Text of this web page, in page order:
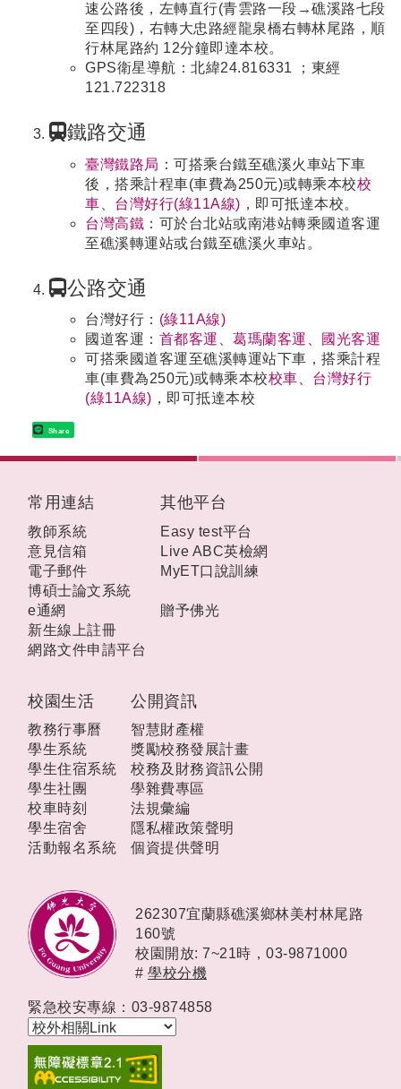
速公路後，左轉直行(青雲路一段→礁溪路七段
至四段)，右轉大忠路經龍泉橋右轉林尾路，順
行林尾路約 12分鐘即達本校。
GPS衛星導航：北緯24.816331 ；東經
121.722318
鐵路交通
臺灣鐵路局 ：可搭乘台鐵至礁溪火車站下車
後，搭乘計程車(車費為250元)或轉乘本校校
車
台灣好行(綠11A線) ，即可抵達本校。
台灣高鐵 ：可於台北站或南港站轉乘國道客運
至礁溪轉運站或台鐵至礁溪火車站。
公路交通
台灣好行： (綠11A線)
國道客運： 首都客運 葛瑪蘭客運
國光客運
可搭乘國道客運至礁溪轉運站下車，搭乘計程
車(車費為250元)或轉乘本校校車
台灣好行
(綠11A線) ，即可抵達本校
Share
校園生活
教務行事曆
學生系統
學生住宿系統
學生社團
校車時刻
學生宿舍
活動報名系統
公開資訊
智慧財產權
獎勵校務發展計畫
校務及財務資訊公開
學雜費專區
法規彙編
隱私權政策聲明
個資提供聲明
常用連結
教師系統
意見信箱
電子郵件
博碩士論文系統
e通網
新生線上註冊
網路文件申請平台
其他平台
Easy test平台
Live ABC英檢網
MyET口說訓練
贈予佛光
262307宜蘭縣礁溪鄉林美村林尾路
160號
校園開放: 7~21時， 03-9871000
# 學校分機
緊急校安專線：03-9874858